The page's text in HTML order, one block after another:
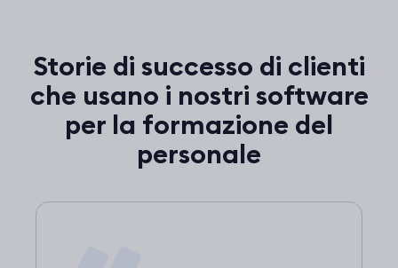
Storie di successo di clienti
che usano i nostri software
per la formazione del
personale